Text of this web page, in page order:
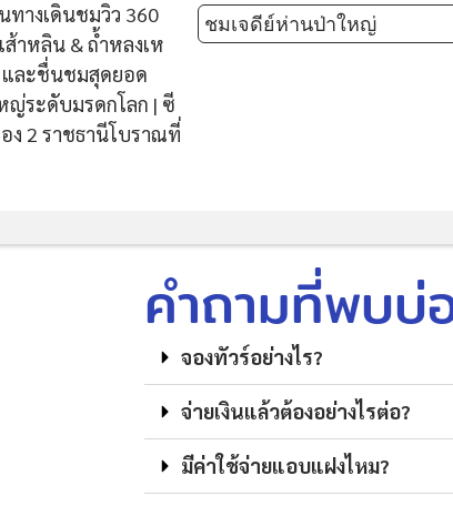
ทางเดินชมวิว 360
ส้าหลิน & ถ้ำหลงเห
ละชื่นชมสุดยอด
ระดับมรดกโลก | ซี
ง 2 ราชธานีโบราณที่
ชมเจดีย์ห่านป่าใหญ่
คำถามที่พบบ่
จองทัวร์อย่างไร?
จ่ายเงินแล้วต้องอย่างไรต่อ?
มีค่าใช้จ่ายแอบแฝงไหม?